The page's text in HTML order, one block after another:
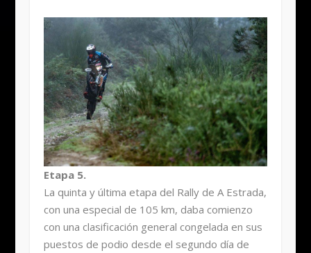
Etapa 5.
La quinta y última etapa del Rally de A Estrada,
con una especial de 105 km, daba comienzo
con una clasificación general congelada en sus
puestos de podio desde el segundo día de